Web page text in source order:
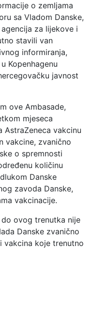
o zemljama
sa Vladom Danske,
za lijekove i
stavili van
informiranja,
Kopenhagenu
javnost
ove Ambasade,
mjeseca
vakcinu
vakcine, zvanično
o spremnosti
količinu
Danske
zavoda Danske,
vakcinacije.
ovog trenutka nije
Danske zvanično
vakcina koje trenutno